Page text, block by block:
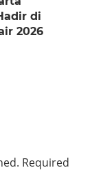
di
2026
Required